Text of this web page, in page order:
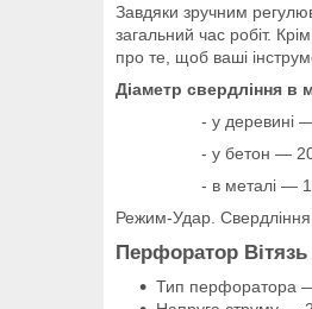
Завдяки зручним
загальний час робіт.
про те, щоб ваші
Діаметр свердління в
- у деревині —
- у бетон — 20
- в металі —
Режим-Удар.
Перфоратор
Тип перфоратора